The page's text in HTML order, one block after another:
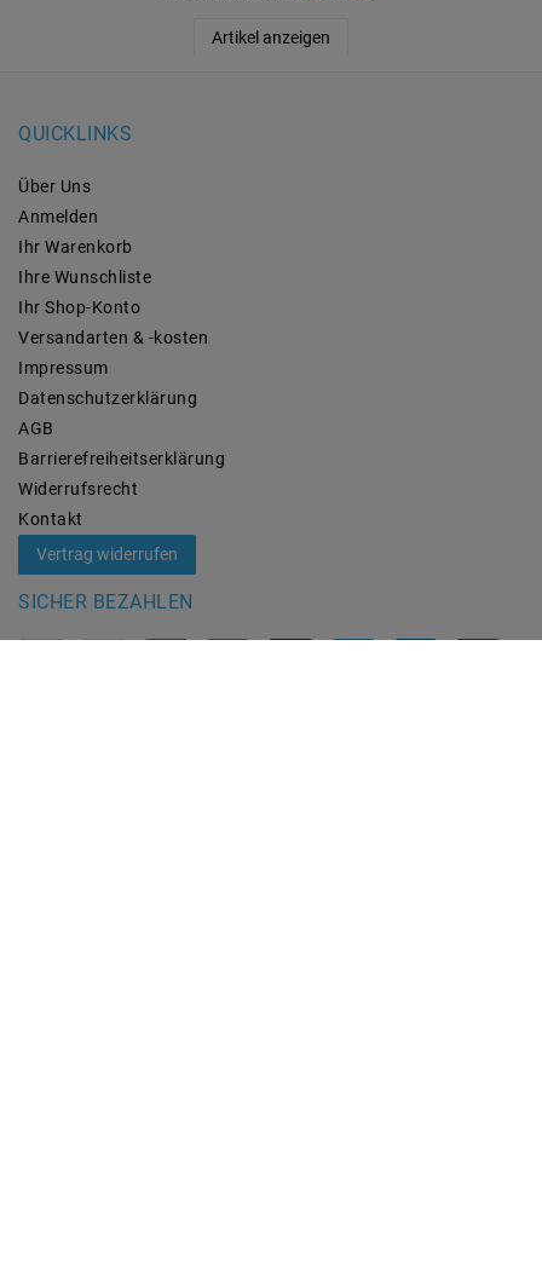
Artikel anzeigen
QUICKLINKS
Über Uns
Anmelden
Ihr Warenkorb
Ihre Wunschliste
Ihr Shop-Konto
Versandarten & -kosten
Impressum
Daten­schutz­erklärung
AGB
Barrierefreiheitserklärung
Widerrufs­recht
Kontakt
Vertrag widerrufen
SICHER BEZAHLEN